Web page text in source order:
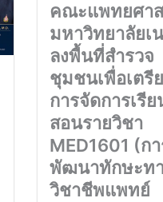
คณะแพทยศา
มหาวิทยาลัยเ
ลงพื้นที่สำรวจ
ชุมชนเพื่อเตรี
การจัดการเรีย
สอนรายวิชา
MED1601 (ก
พัฒนาทักษะท
วิชาชีพแพทย์